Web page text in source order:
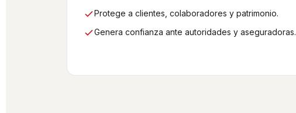
Protege a clientes, colaboradores y patrimonio.
Genera confianza ante autoridades y aseguradoras.